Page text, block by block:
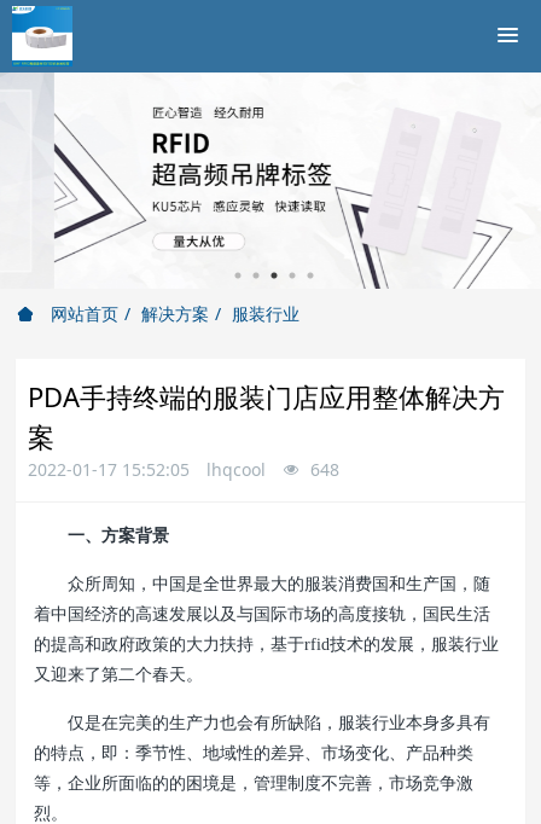
网站首页 解决方案 服装行业
PDA手持终端的服装门店应用整体解决方
案
2022-01-17 15:52:05 lhqcool 648
一、方案背景
众所周知，中国是全世界最大的服装消费国和生产国，随
着中国经济的高速发展以及与国际市场的高度接轨，国民生活
的提高和政府政策的大力扶持，基于rfid技术的发展，服装行业
又迎来了第二个春天。
仅是在完美的生产力也会有所缺陷，服装行业本身多具有
的特点，即：季节性、地域性的差异、市场变化、产品种类
等，企业所面临的的困境是，管理制度不完善，市场竞争激
烈。